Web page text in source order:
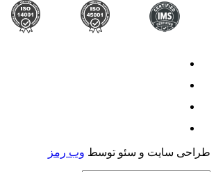
سایت و سئو توسطوب رمز